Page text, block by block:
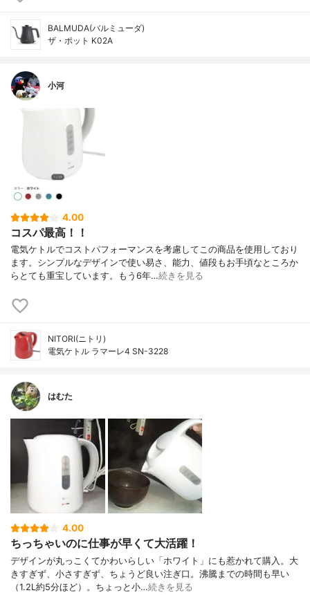
BALMUDA(バルミューダ)
ザ・ポット K02A
小河
4.00
コスパ最高！！
電気ケトルでコストパフォーマンスを考慮してこの商品を使用しており
ます。シンプルなデザインで使い易さ、能力、値段もお手頃なところか
らとても重宝しています。もう6年…続きを見る
NITORI(ニトリ)
電気ケトル ラマーレ4 SN-3228
はむた
4.00
ちっちゃいのに仕事が早くて大活躍！
デザインが丸っこくてかわいらしい「ホワイト」にも惹かれて購入。大
きすぎず、小さすぎず、ちょうど良い注ぎ口。沸騰までの時間も早い
（1.2L約5分ほど）。ちょっと小…続きを見る